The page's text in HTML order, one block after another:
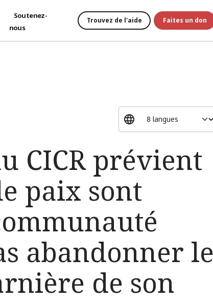
Soutenez-
nous
Trouvez de l'aide Faites un don
CICR prévient
paix sont
abandonner le
de son